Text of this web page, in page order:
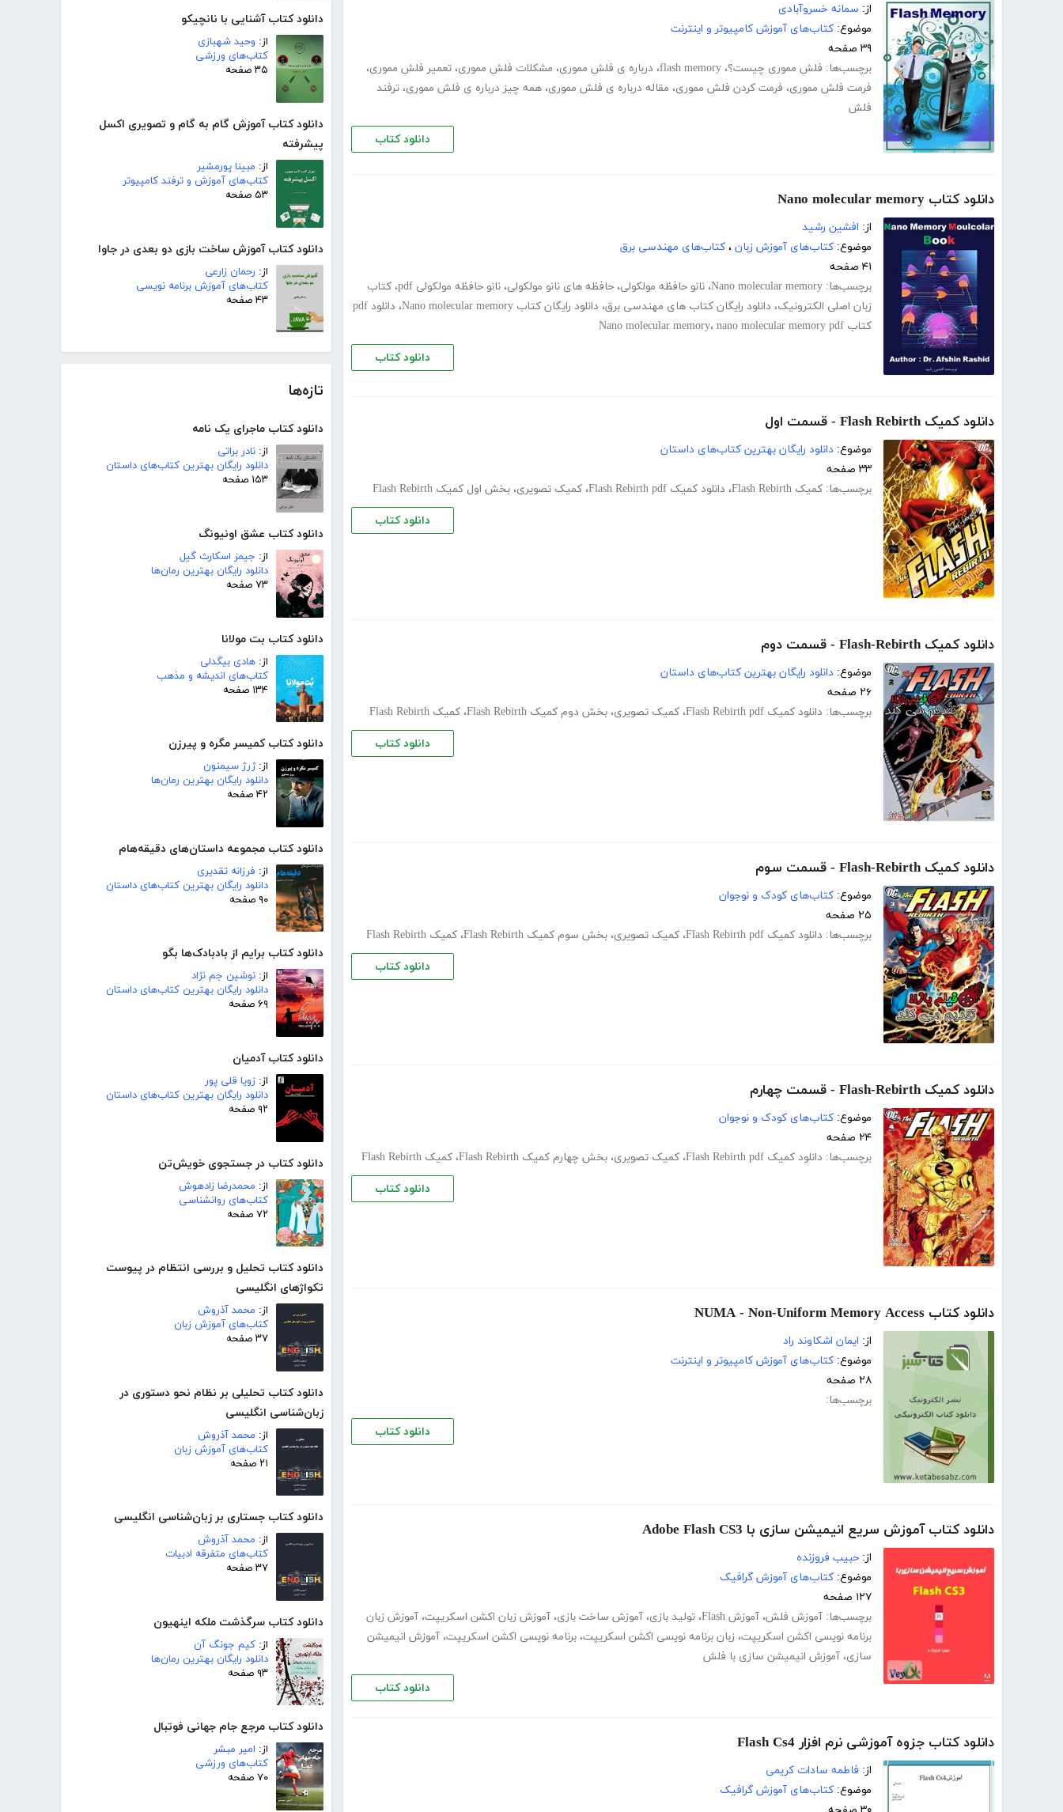
دانلود کتاب آشنایی با نانچیکو
از: وحید شهبازی
کتاب‌های ورزشی
۳۵ صفحه
دانلود کتاب آموزش گام به گام و تصویری اکسل
پیشرفته
از: مبینا پورمشیر
کتاب‌های آموزش و ترفند کامپیوتر
۵۳ صفحه
دانلود کتاب آموزش ساخت بازی دو بعدی در جاوا
از: رحمان زارعی
کتاب‌های آموزش برنامه نویسی
۴۳ صفحه
تازه‌ها
دانلود کتاب ماجرای یک نامه
از: نادر براتی
دانلود رایگان بهترین کتاب‌های داستان
۱۵۳ صفحه
دانلود کتاب عشق اونیونگ
از: جیمز اسکارث گیل
دانلود رایگان بهترین رمان‌ها
۷۳ صفحه
دانلود کتاب بت مولانا
از: هادی بیگدلی
کتاب‌های اندیشه و مذهب
۱۳۴ صفحه
دانلود کتاب کمیسر مگره و پیرزن
از:ژرژ سیمنون
دانلود رایگان بهترین رمان‌ها
۴۲ صفحه
دانلود کتاب مجموعه داستان‌های دقیقه‌هام
از: فرزانه تقدیری
دانلود رایگان بهترین کتاب‌های داستان
۹۰ صفحه
دانلود کتاب برایم از بادبادک‌ها بگو
از: نوشین جم نژاد
دانلود رایگان بهترین کتاب‌های داستان
۶۹ صفحه
دانلود کتاب آدمیان
از: زویا قلی پور
دانلود رایگان بهترین کتاب‌های داستان
۹۲ صفحه
دانلود کتاب در جستجوی خویش‌تن
از: محمدرضا زادهوش
کتاب‌های روانشناسی
۷۲ صفحه
دانلود کتاب تحلیل و بررسی انتظام در پیوست
تکواژهای انگلیسی
از: محمد آذروش
کتاب‌های آموزش زبان
۳۷ صفحه
دانلود کتاب تحلیلی بر نظام نحو دستوری در
زبان‌شناسی انگلیسی
از: محمد آذروش
کتاب‌های آموزش زبان
۲۱ صفحه
دانلود کتاب جستاری بر زبان‌شناسی انگلیسی
از: محمد آذروش
کتاب‌های متفرقه ادبیات
۳۷ صفحه
دانلود کتاب سرگذشت ملکه اینهیون
از: کیم جونگ آن
دانلود رایگان بهترین رمان‌ها
۹۳ صفحه
دانلود کتاب مرجع جام جهانی فوتبال
از: امیر مبشر
کتاب‌های ورزشی
۷۰ صفحه
از: سمانه خسروآبادی
موضوع: کتاب‌های آموزش کامپیوتر و اینترنت
۳۹ صفحه
برچسب‌ها: فلش مموری چیست؟، flash memory، درباره ی فلش مموری، مشکلات فلش مموری، تعمیر فلش مموری،
فرمت فلش مموری، فرمت کردن فلش مموری، مقاله درباره ی فلش مموری، همه چیز درباره ی فلش مموری، ترفند
فلش
دانلود کتاب
دانلود کتاب Nano molecular memory
از: افشین رشید
موضوع: کتاب‌های آموزش زبان ، کتاب‌های مهندسی برق
۴۱ صفحه
برچسب‌ها: Nano molecular memory، نانو حافظه مولکولی، حافظه های نانو مولکولی، نانو حافظه مولکولی pdf ، کتاب
زبان اصلی الکترونیک، دانلود رایگان کتاب های مهندسی برق، دانلود رایگان کتاب Nano molecular memory ،
دانلود pdf
کتاب Nano molecular memory
، nano molecular memory pdf
دانلود کتاب
دانلود کمیک Flash Rebirth - قسمت اول
موضوع: دانلود رایگان بهترین کتاب‌های داستان
۳۳ صفحه
برچسب‌ها: کمیک Flash Rebirth ، دانلود کمیک Flash Rebirth pdf ، کمیک تصویری، بخش اول کمیک Flash Rebirth
دانلود کتاب
دانلود کمیک Flash-Rebirth - قسمت دوم
موضوع: دانلود رایگان بهترین کتاب‌های داستان
۲۶ صفحه
برچسب‌ها: دانلود کمیک Flash Rebirth pdf ، کمیک تصویری، بخش دوم کمیک Flash Rebirth ، کمیک Flash Rebirth
دانلود کتاب
دانلود کمیک Flash-Rebirth - قسمت سوم
موضوع: کتاب‌های کودک و نوجوان
۲۵ صفحه
برچسب‌ها: دانلود کمیک Flash Rebirth pdf ، کمیک تصویری، بخش سوم کمیک Flash Rebirth ، کمیک Flash Rebirth
دانلود کتاب
دانلود کمیک Flash-Rebirth - قسمت چهارم
موضوع: کتاب‌های کودک و نوجوان
۲۴ صفحه
برچسب‌ها: دانلود کمیک Flash Rebirth pdf ، کمیک تصویری، بخش چهارم کمیک Flash Rebirth ، کمیک Flash Rebirth
دانلود کتاب
دانلود کتاب NUMA - Non-Uniform Memory Access
از: ایمان اشكاوند راد
موضوع: کتاب‌های آموزش کامپیوتر و اینترنت
۲۸ صفحه
برچسب‌ها:
دانلود کتاب
دانلود کتاب آموزش سریع انیمیشن سازی با Adobe Flash CS3
از: حبیب فروزنده
موضوع: کتاب‌های آموزش گرافیک
۱۲۷ صفحه
برچسب‌ها: آموزش فلش، آموزش Flash ، تولید بازی، آموزش ساخت بازی، آموزش زبان اکشن اسکریپت، آموزش زبان
برنامه نویسی اکشن اسکریپت، زبان برنامه نویسی اکشن اسکریپت، برنامه نویسی اکشن اسکریپت، آموزش انیمیشن
سازی، آموزش انیمیشن سازی با فلش
دانلود کتاب
دانلود کتاب جزوه آموزشی نرم افزار Flash Cs4
از: فاطمه سادات کریمی
موضوع: کتاب‌های آموزش گرافیک